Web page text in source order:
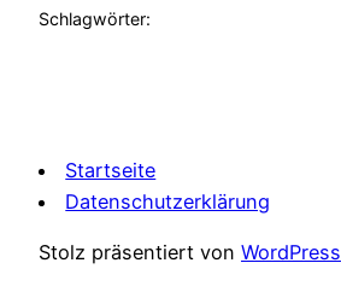
Schlagwörter:
Startseite
Datenschutzerklärung
Stolz präsentiert von WordPress